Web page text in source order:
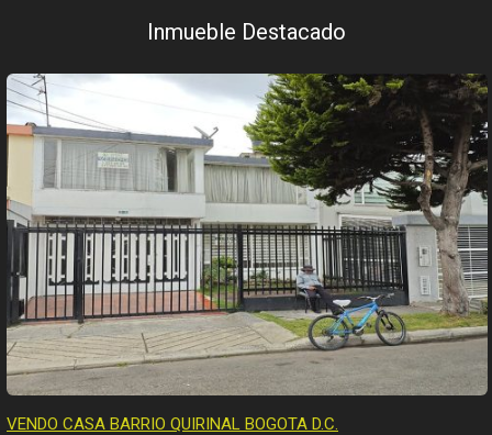
Inmueble Destacado
VENDO CASA BARRIO QUIRINAL BOGOTA D.C.